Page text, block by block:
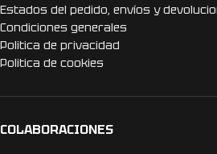
Estados del pedido, envíos y
Condiciones generales
Politica de privacidad
Politica de cookies
COLABORACIONES